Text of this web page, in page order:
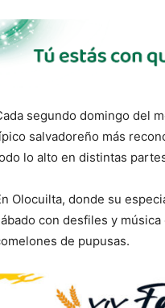
segundo domingo del
salvadoreño más
lo alto en distintas
Olocuilta, donde su
con desfiles y
de pupusas.